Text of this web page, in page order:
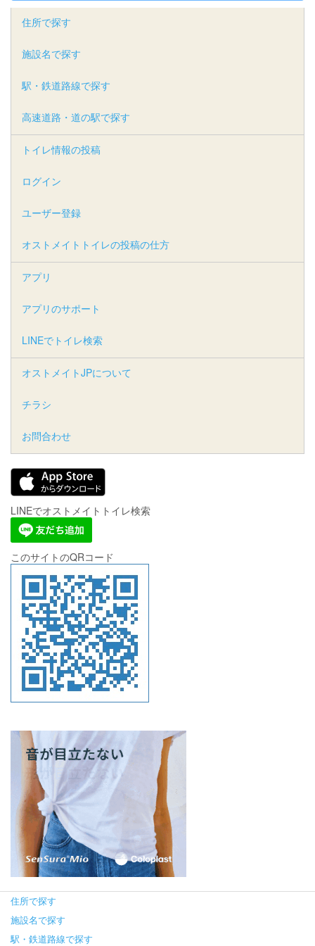
住所で探す
施設名で探す
駅・鉄道路線で探す
高速道路・道の駅で探す
トイレ情報の投稿
ログイン
ユーザー登録
オストメイトトイレの投稿の仕方
アプリ
アプリのサポート
LINEでトイレ検索
オストメイトJPについて
チラシ
お問合わせ
LINEでオストメイトトイレ検索
このサイトのQRコード
住所で探す
施設名で探す
駅・鉄道路線で探す